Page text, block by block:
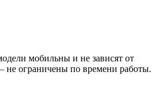
мобильны и не зависят от
не ограничены по времени работы.